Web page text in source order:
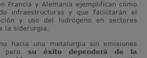
Francia y Alemania ejemplifican cómo
infraestructuras y que facilitarán el
y uso del hidrógeno en sectores
la siderurgia.
hacia una metalurgia sin emisiones
pero su éxito dependerá de la